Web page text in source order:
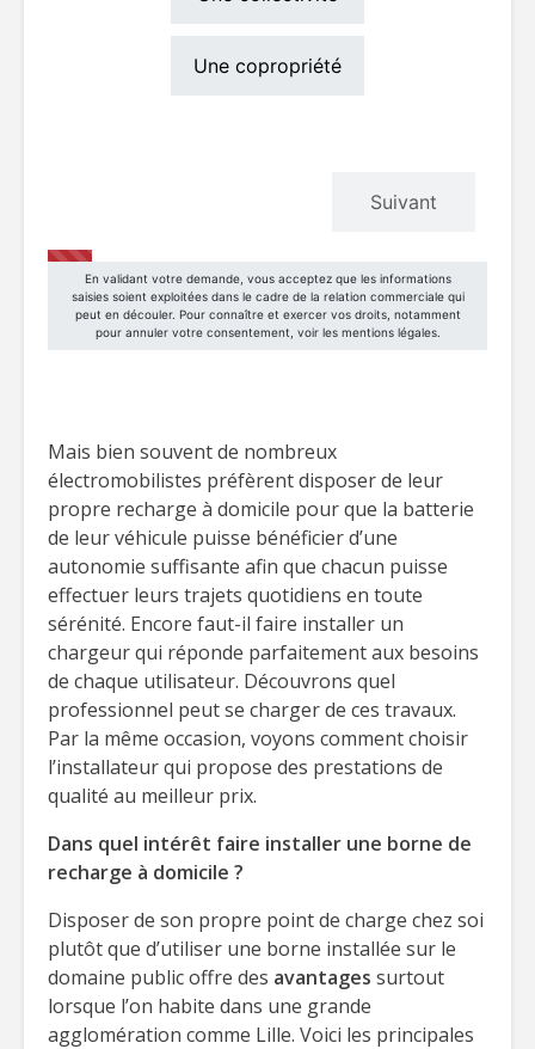
Mais bien souvent de nombreux
électromobilistes préfèrent disposer de leur
propre recharge à domicile pour que la batterie
de leur véhicule puisse bénéficier d’une
autonomie suffisante afin que chacun puisse
effectuer leurs trajets quotidiens en toute
sérénité. Encore faut-il faire installer un
chargeur qui réponde parfaitement aux besoins
de chaque utilisateur. Découvrons quel
professionnel peut se charger de ces travaux.
Par la même occasion, voyons comment choisir
l’installateur qui propose des prestations de
qualité au meilleur prix.
Dans quel intérêt faire installer une borne de
recharge à domicile ?
Disposer de son propre point de charge chez soi
plutôt que d’utiliser une borne installée sur le
domaine public offre des avantages surtout
lorsque l’on habite dans une grande
agglomération comme Lille. Voici les principales